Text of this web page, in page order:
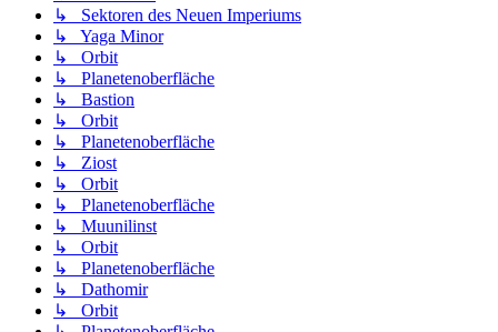
↳ Sektoren des Neuen Imperiums
↳ Yaga Minor
↳ Orbit
↳ Planetenoberfläche
↳ Bastion
↳ Orbit
↳ Planetenoberfläche
↳ Ziost
↳ Orbit
↳ Planetenoberfläche
↳ Muunilinst
↳ Orbit
↳ Planetenoberfläche
↳ Dathomir
↳ Orbit